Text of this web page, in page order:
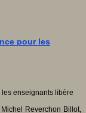
pour les
Reverchon Billot,